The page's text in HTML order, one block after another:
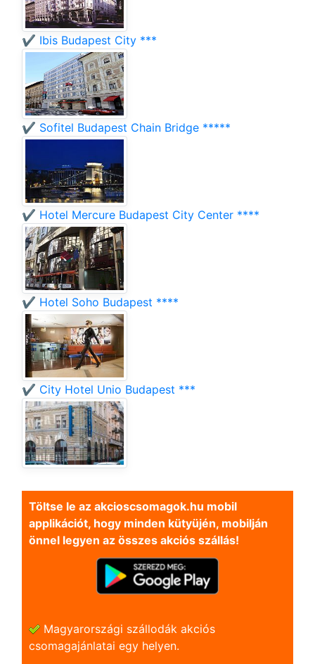
✔️ Ibis Budapest City ***
✔️ Sofitel Budapest Chain Bridge *****
✔️ Hotel Mercure Budapest City Center ****
✔️ Hotel Soho Budapest ****
✔️ City Hotel Unio Budapest ***
Töltse le az akcioscsomagok.hu mobil
applikációt, hogy minden kütyüjén, mobilján
önnel legyen az összes akciós szállás!
Magyarországi szállodák akciós
csomagajánlatai egy helyen.